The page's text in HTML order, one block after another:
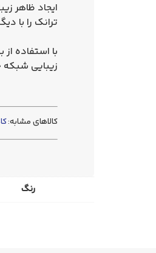
ایجاد ظاهر
ترانک را با
با استفاده
زیبایی شبکه
کالاهای مشابه:کادر
رنگ